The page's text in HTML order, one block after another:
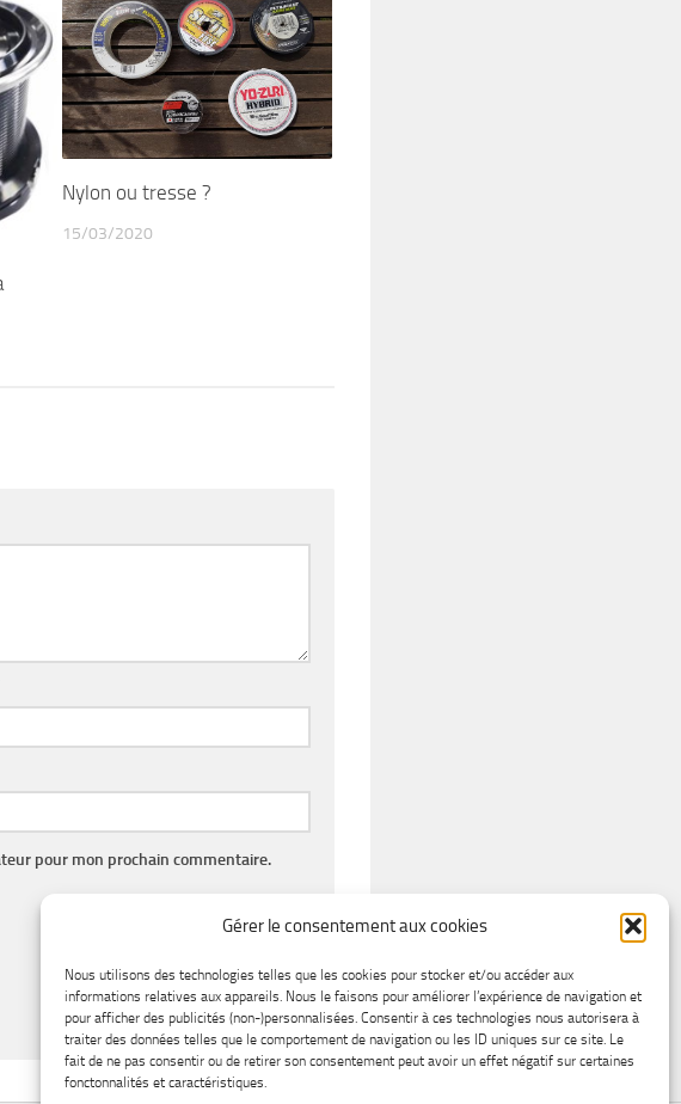
Gérer le consentement aux cookies
Nous utilisons des technologies telles que les cookies pour stocker et/ou accéder aux
informations relatives aux appareils. Nous le faisons pour améliorer l’expérience de navigation et
pour afficher des publicités (non-)personnalisées. Consentir à ces technologies nous autorisera à
traiter des données telles que le comportement de navigation ou les ID uniques sur ce site. Le
fait de ne pas consentir ou de retirer son consentement peut avoir un effet négatif sur certaines
fonctonnalités et caractéristiques.
Nylon ou tresse ?
15/03/2020
pour mon prochain commentaire.